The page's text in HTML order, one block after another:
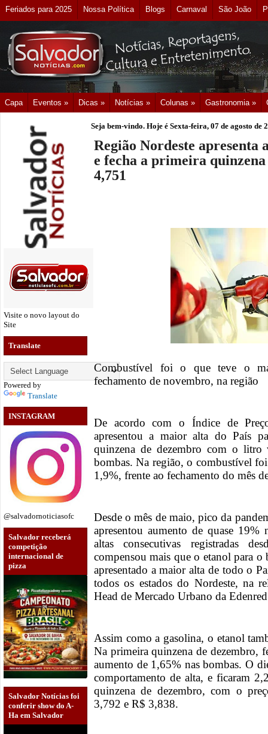
Feriados para 2025 Nossa Política Blogs Carnaval São João
Capa Eventos » Dicas » Notícias » Colunas » Gastronomia »
Visite o novo layout do
Site
Translate
Powered by
Translate
INSTAGRAM
@salvadornoticiasofc
Salvador receberá
competição
internacional de
pizza
Salvador Notícias foi
conferir show do A-
Ha em Salvador
Seja bem-vindo. Hoje é Sexta-feira, 07 de agosto de
Região Nordeste apresenta
e fecha a primeira
4,751
Combustível foi o que teve o
fechamento de novembro, na região
De acordo com o Índice de
apresentou a maior alta do País
quinzena de dezembro com o
bombas. Na região, o combustível
1,9%, frente ao fechamento do mês
Desde o mês de maio, pico da
apresentou aumento de quase
altas consecutivas registradas
compensou mais que o etanol para
apresentado a maior alta de todo o
todos os estados do Nordeste, na
Head de Mercado Urbano da
Assim como a gasolina, o etanol
Na primeira quinzena de dezembro,
aumento de 1,65% nas bombas. O
comportamento de alta, e ficaram
quinzena de dezembro, com o
3,792 e R$ 3,838.